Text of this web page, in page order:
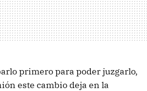
primero para poder juzgarlo,
este cambio deja en la